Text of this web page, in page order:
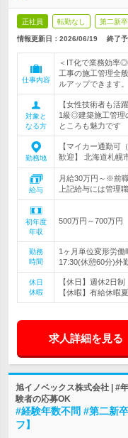
正社員 転勤なし 第二新
情報更新日：2026/06/19 終了予
仕事内容
＜IT化で業務効率
工事の施工管理全
ルアップできます。
対象と
なる方
【女性技術者も
1級◎建築施工管理
ところも魅力です
勤務地
【マイカー通勤可
歓迎】 北海道札幌
給与
月給30万円～※前
上記給与には管理
初年度
年収
500万円～700万円
勤務
時間
1ヶ月単位変形労働
17:30(休憩60分)外
休日
休暇
【休日】週休2日
【休暇】有給休暇
求人詳細を見る
旭イノベックス株式会社 | #
験者の応募OK
#経験年数不問 #第二新
フ】